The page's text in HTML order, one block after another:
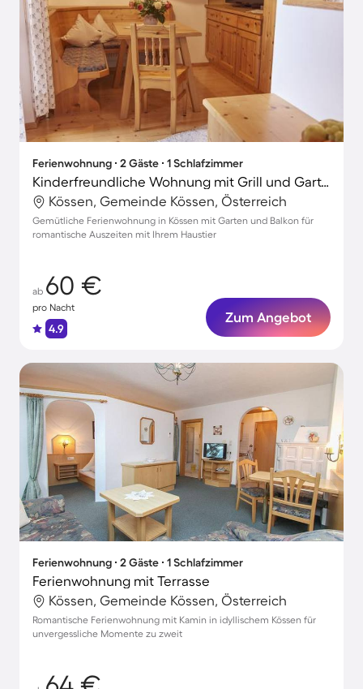
Ferienwohnung ∙ 2 Gäste ∙ 1 Schlafzimmer
Kinderfreundliche Wohnung mit Grill und Garten | Hunde erlaubt
Kössen, Gemeinde Kössen, Österreich
Gemütliche Ferienwohnung in Kössen mit Garten und Balkon für
romantische Auszeiten mit Ihrem Haustier
ab 60 €
pro Nacht
4.9
Zum Angebot
Ferienwohnung ∙ 2 Gäste ∙ 1 Schlafzimmer
Ferienwohnung mit Terrasse
Kössen, Gemeinde Kössen, Österreich
Romantische Ferienwohnung mit Kamin in idyllischem Kössen für
unvergessliche Momente zu zweit